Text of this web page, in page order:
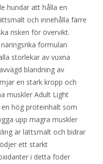
hundar att hålla en
och innehålla färre
risken för övervikt.
formulan
storlekar av vuxna
blandning av
en stark kropp och
muskler Adult Light
hög proteinhalt som
upp magra muskler
är lättsmält och bidrar
ett starkt
i detta foder